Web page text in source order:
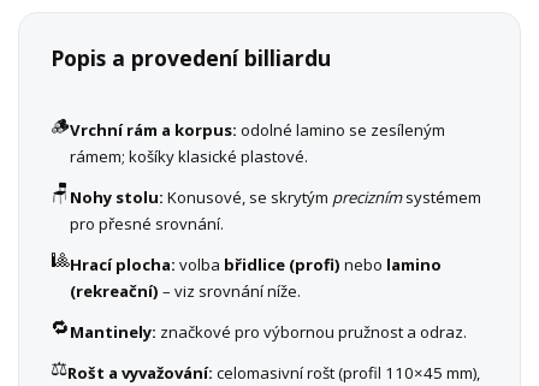
Popis a provedení billiardu
🪵Vrchní rám a korpus: odolné lamino se zesíleným
rámem; košíky klasické plastové.
🪑 Nohy stolu: Konusové, se skrytým preciznímsystémem
pro přesné srovnání.
🎱Hrací plocha: volba břidlice (profi) nebo lamino
(rekreační) – viz srovnání níže.
🔁Mantinely: značkové pro výbornou pružnost a odraz.
⚖️Rošt a vyvažování: celomasivní rošt (profil 110×45 mm),